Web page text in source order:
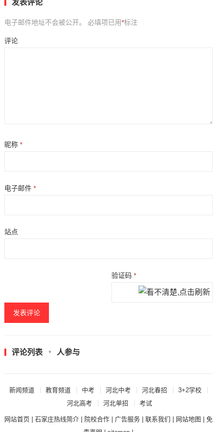
发表评论
电子邮件地址不会被公开。 必填项已用*标注
评论
昵称 *
电子邮件 *
站点
验证码*
评论列表 人参与
新闻频道 教育频道 中考 河北中考 河北春招
3+2学校
河北高考
河北单招 考试
网站首页| 石家庄热线简介| 院校合作| 广告服务| 联系我们 网站地图
免